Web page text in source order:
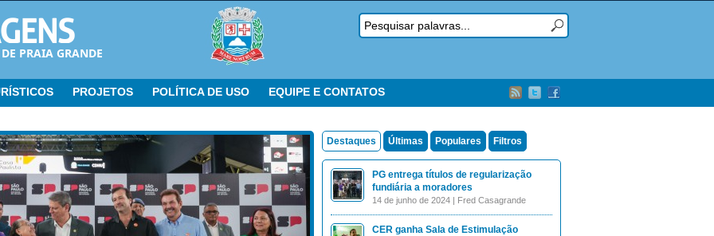
PRAIA GRANDE
PROJETOS POLÍTICA DE USO EQUIPE E CONTATOS
Destaques Últimas Populares Filtros
PG entrega títulos de regularização
fundiária a moradores
14 de junho de 2024 | Fred Casagrande
CER ganha Sala de Estimulação